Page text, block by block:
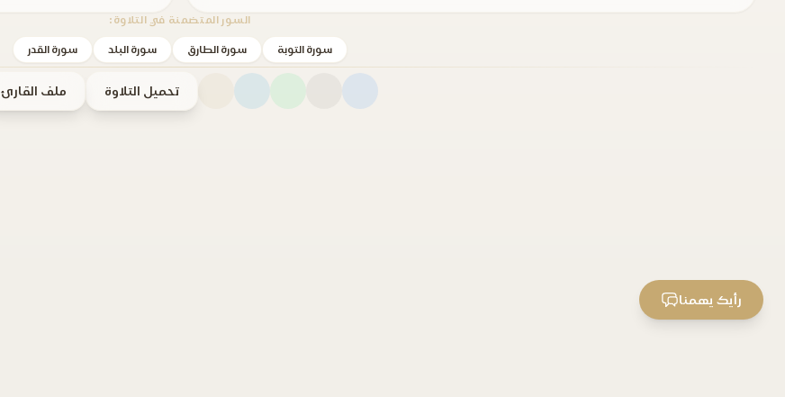
السور المتضمنة في التلاوة:
سورة التوبة سورة الطارق سورة البلد سورة القدر
تحميل التلاوة ملف القارئ
رأيك يهمنا